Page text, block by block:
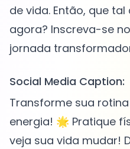
de vida. Então, que
agora? Inscreva-se
Social Media Caption:
Transforme sua
energia! 🌟 Pratique
veja sua vida mudar!